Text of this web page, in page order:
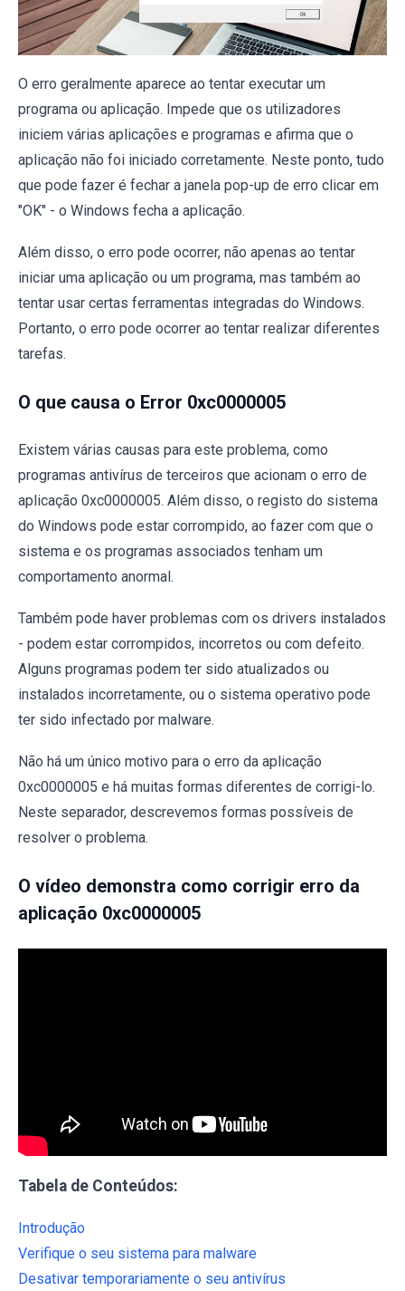
O erro geralmente aparece ao tentar executar um
programa ou aplicação. Impede que os utilizadores
iniciem várias aplicações e programas e afirma que o
aplicação não foi iniciado corretamente. Neste ponto, tudo
que pode fazer é fechar a janela pop-up de erro clicar em
"OK" - o Windows fecha a aplicação.
Além disso, o erro pode ocorrer, não apenas ao tentar
iniciar uma aplicação ou um programa, mas também ao
tentar usar certas ferramentas integradas do Windows.
Portanto, o erro pode ocorrer ao tentar realizar diferentes
tarefas.
O que causa o Error 0xc0000005
Existem várias causas para este problema, como
programas antivírus de terceiros que acionam o erro de
aplicação 0xc0000005. Além disso, o registo do sistema
do Windows pode estar corrompido, ao fazer com que o
sistema e os programas associados tenham um
comportamento anormal.
Também pode haver problemas com os drivers instalados
- podem estar corrompidos, incorretos ou com defeito.
Alguns programas podem ter sido atualizados ou
instalados incorretamente, ou o sistema operativo pode
ter sido infectado por malware.
Não há um único motivo para o erro da aplicação
0xc0000005 e há muitas formas diferentes de corrigi-lo.
Neste separador, descrevemos formas possíveis de
resolver o problema.
O vídeo demonstra como corrigir erro da
aplicação 0xc0000005
Tabela de Conteúdos:
Introdução
Verifique o seu sistema para malware
Desativar temporariamente o seu antivírus